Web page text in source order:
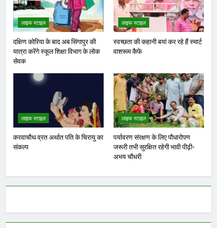
लाइफ स्टाइल
दक्षिण कोरिया के बाद अब सिंगापुर की
यात्रा करेंगे स्कूल शिक्षा विभाग के लोक
सेवक
लाइफ स्टाइल
स्वच्छता की कहानी बयां कर रहे हैं स्मार्ट
वाशरूम कैफे
लाइफ स्टाइल
करवाचौथ व्रत अर्थात पति के चिरायु का
संकल्प
लाइफ स्टाइल
पर्यावरण संरक्षण के लिए पौधारोपण
जरूरी तभी सुरक्षित रहेगी भावी पीढ़ी-
अभय चौधरी